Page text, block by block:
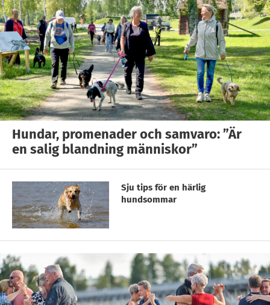
Hundar, promenader och samvaro: ”Är
en salig blandning människor”
Sju tips för en härlig
hundsommar